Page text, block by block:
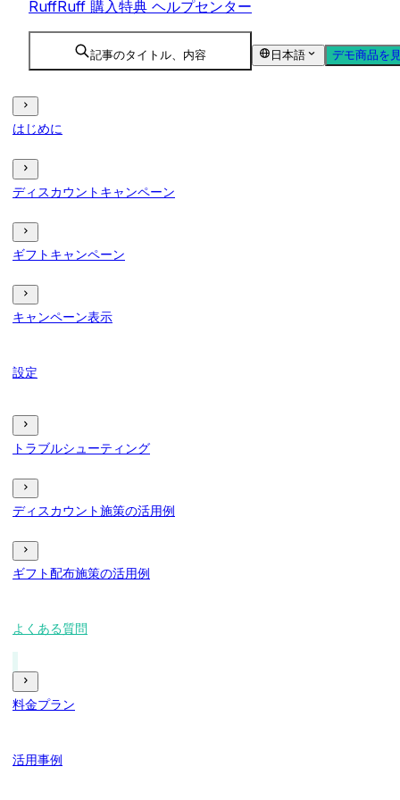
RuffRuff 購入特典 ヘルプセンター
記事のタイトル、内容 日本語 デモ商品を
はじめに
ディスカウントキャンペーン
ギフトキャンペーン
キャンペーン表示
設定
トラブルシューティング
ディスカウント施策の活用例
ギフト配布施策の活用例
よくある質問
料金プラン
活用事例